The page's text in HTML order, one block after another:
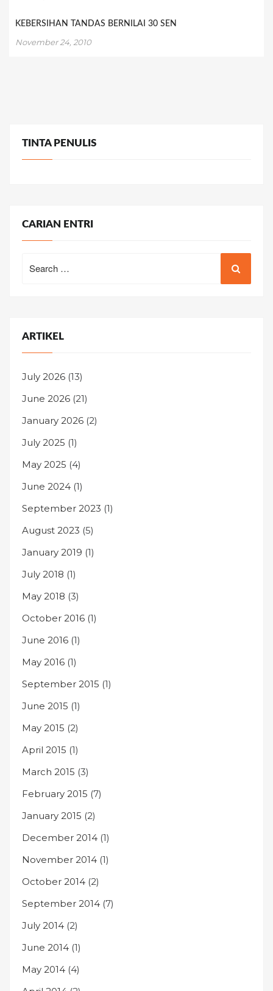
KEBERSIHAN TANDAS BERNILAI 30 SEN
November 24, 2010
TINTA PENULIS
CARIAN ENTRI
for:
ARTIKEL
July 2026 (13)
June 2026 (21)
January 2026 (2)
July 2025 (1)
May 2025 (4)
June 2024 (1)
September 2023 (1)
August 2023 (5)
January 2019 (1)
July 2018 (1)
May 2018 (3)
October 2016 (1)
June 2016 (1)
May 2016 (1)
September 2015 (1)
June 2015 (1)
May 2015 (2)
April 2015 (1)
March 2015 (3)
February 2015 (7)
January 2015 (2)
December 2014 (1)
November 2014 (1)
October 2014 (2)
September 2014 (7)
July 2014 (2)
June 2014 (1)
May 2014 (4)